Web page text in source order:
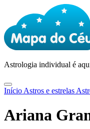
Astrologia individual é
Início Astros e estrelas
Ariana